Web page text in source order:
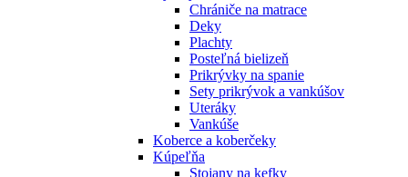
Chrániče na matrace
Deky
Plachty
Posteľná bielizeň
Prikrývky na spanie
Sety prikrývok a vankúšov
Uteráky
Vankúše
Koberce a koberčeky
Kúpeľňa
Stojany na kefky